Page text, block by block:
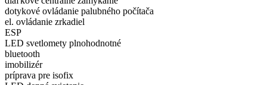
dotykové ovládanie palubného počítača
el. ovládanie zrkadiel
ESP
LED svetlomety plnohodnotné
bluetooth
imobilizér
príprava pre isofix